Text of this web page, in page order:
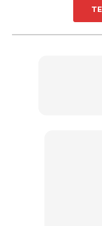
pengubahsuaian itu,
kontraktor dilantik
tambahan untuk